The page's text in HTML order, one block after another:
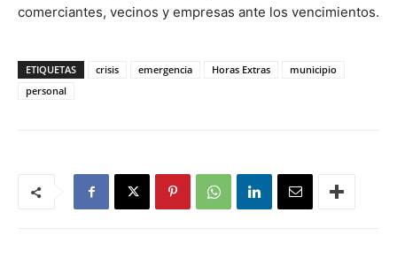
comerciantes, vecinos y empresas ante los vencimientos.
ETIQUETAS crisis emergencia Horas Extras
municipio
personal